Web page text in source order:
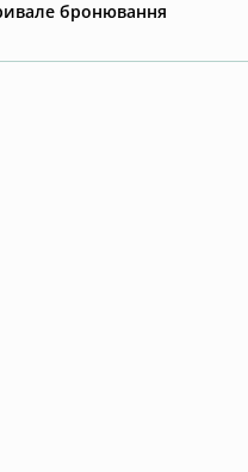
автівок 🚙🚗
кімната 🌿🌾🥀для
розпорядженні.
бронювання